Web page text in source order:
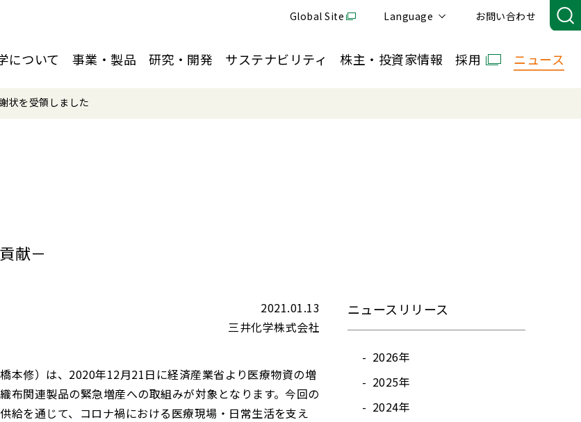
Global Site Language お問い合わせ
について 事業・製品 研究・開発 サステナビリティ 株主・投資家情報 採用 ニュース
状を受領しました
献－
2021.01.13
三井化学株式会社
本修）は、2020年12月21日に経済産業省より医療物資の増
布関連製品の緊急増産への取組みが対象となります。今回の
給を通じて、コロナ禍における医療現場・日常生活を支え
ニュースリリース
2026年
2025年
2024年